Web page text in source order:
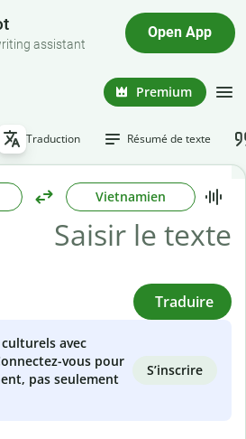
assistant
Open App
Premium
Traduction Résumé de texte
Vietnamien
Traduire
culturels avec
vous pour
pas seulement
S’inscrire